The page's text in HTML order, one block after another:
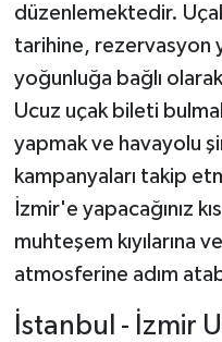
düzenlemektedir.
tarihine, rezervasyon
yoğunluğa bağlı
Ucuz uçak bileti
yapmak ve havayolu
kampanyaları takip
İzmir'e yapacağınız
muhteşem kıyılarına
atmosferine adım
İstanbul - İzmir